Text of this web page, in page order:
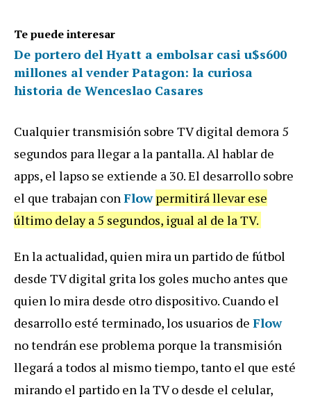
Te puede interesar
De portero del Hyatt a embolsar casi u$s600
millones al vender Patagon: la curiosa
historia de Wenceslao Casares
Cualquier transmisión sobre TV digital demora 5
segundos para llegar a la pantalla. Al hablar de
apps, el lapso se extiende a 30. El desarrollo sobre
el que trabajan conFlow permitirá llevar ese
último delay a 5 segundos, igual al de la TV.
En la actualidad, quien mira un partido de fútbol
desde TV digital grita los goles mucho antes que
quien lo mira desde otro dispositivo. Cuando el
desarrollo esté terminado, los usuarios de Flow
no tendrán ese problema porque la transmisión
llegará a todos al mismo tiempo, tanto el que esté
mirando el partido en la TV o desde el celular,